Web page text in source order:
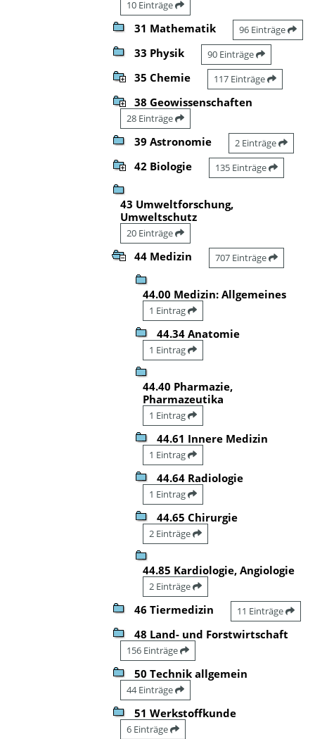
10 Einträge
31 Mathematik 96 Einträge
33 Physik 90 Einträge
35 Chemie 117 Einträge
38 Geowissenschaften
28 Einträge
39 Astronomie 2 Einträge
42 Biologie 135 Einträge
43 Umweltforschung,
Umweltschutz
20 Einträge
44 Medizin 707 Einträge
44.00 Medizin: Allgemeines
1 Eintrag
44.34 Anatomie
1 Eintrag
44.40 Pharmazie,
Pharmazeutika
1 Eintrag
44.61 Innere Medizin
1 Eintrag
44.64 Radiologie
1 Eintrag
44.65 Chirurgie
2 Einträge
44.85 Kardiologie, Angiologie
2 Einträge
46 Tiermedizin 11 Einträge
48 Land- und Forstwirtschaft
156 Einträge
50 Technik allgemein
44 Einträge
51 Werkstoffkunde
6 Einträge